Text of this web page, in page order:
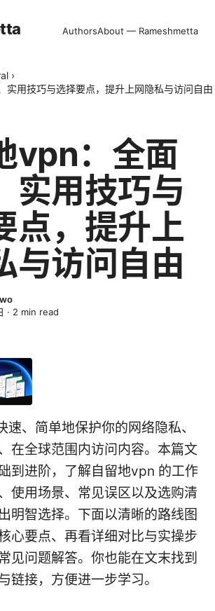
AuthorsAbout — Rameshmetta
›
实用技巧与选择要点，提升上网隐私与访问自由
vpn：全面
实用技巧与
点，提升上
与访问自由
· 2 min read
速、简单地保护你的网络隐私、
在全球范围内访问内容。本篇文
到进阶，了解自留地vpn 的工作
使用场景、常见误区以及选购清
明智选择。下面以清晰的路线图
心要点、再看详细对比与实操步
见问题解答。你也能在文末找到
链接，方便进一步学习。